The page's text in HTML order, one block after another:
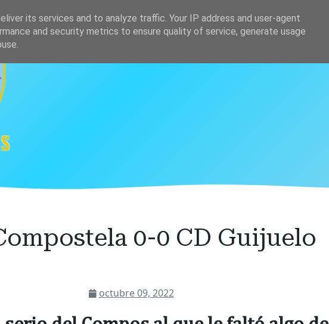
Clasificación
0-0 CD Guijuelo
octubre 09, 2022
its services and to analyze traffic. Your IP address and user-agent
and security metrics to ensure quality of service, generate usage